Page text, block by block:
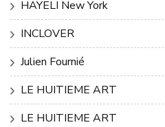
HAYELI New York
INCLOVER
Julien Fournié
LE HUITIEME ART
LE HUITIEME ART